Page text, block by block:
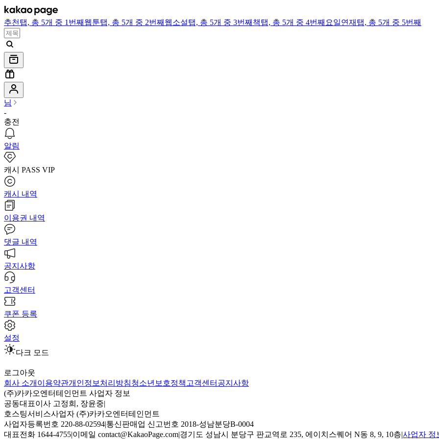
추천 탭, 총 5개 중 1번째 웹툰탭, 총 5개 중 2번째 웹소설탭, 총 5개 중 3번째 책탭, 총 5개 중 4번째 요일연재 탭, 총 5개 중 5번째
님
-
충전
알림
캐시 PASS VIP
캐시 내역
이용권 내역
댓글 내역
공지사항
고객센터
쿠폰 등록
설정
다크 모드
로그아웃
회사 소개 이용약관개인정보처리방침청소년보호정책 고객센터 공지사항
(주)카카오엔터테인먼트 사업자 정보
공동대표이사 고정희, 장윤중|
호스팅서비스사업자 (주)카카오엔터테인먼트
사업자등록번호 220-88-02594|통신판매업 신고번호 2018-성남분당B-0004
대표전화 1644-4755|이메일 contact@KakaoPage.com|경기도 성남시 분당구 판교역로 235, 에이치스퀘어 N동 8, 9, 10층|사업자 정